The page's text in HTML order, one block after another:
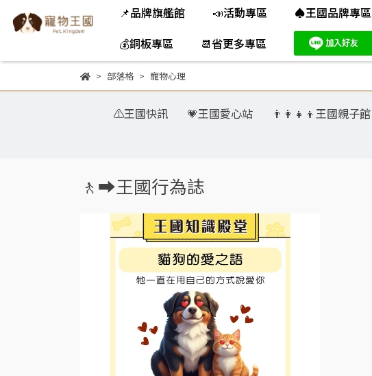
📌品牌旗艦館 📣活動專區 ♠王國品牌專區
💰銅板專區
📆省更多專區
部落格 寵物心理
⚠️王國快訊 💗王國愛心站 👨‍👩‍👧‍👦王國親子館
🚶‍➡️王國行為誌